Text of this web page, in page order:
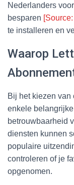
Nederlanders
besparen
te installeren en
Waarop
Bij het kiezen van
enkele
betrouwbaarheid
diensten kunnen
populaire
controleren of je
opgenomen.